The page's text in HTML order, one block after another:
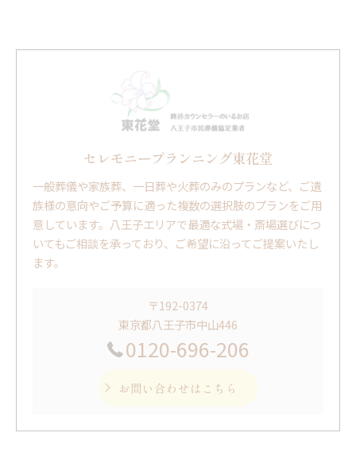
セレモニープランニング東花堂
一般葬儀や家族葬、一日葬や火葬のみのプランなど、ご遺
族様の意向やご予算に適った複数の選択肢のプランをご用
意しています。八王子エリアで最適な式場・斎場選びにつ
いてもご相談を承っており、ご希望に沿ってご提案いたし
ます。
〒192-0374
東京都八王子市中山446
0120-696-206
お問い合わせはこちら